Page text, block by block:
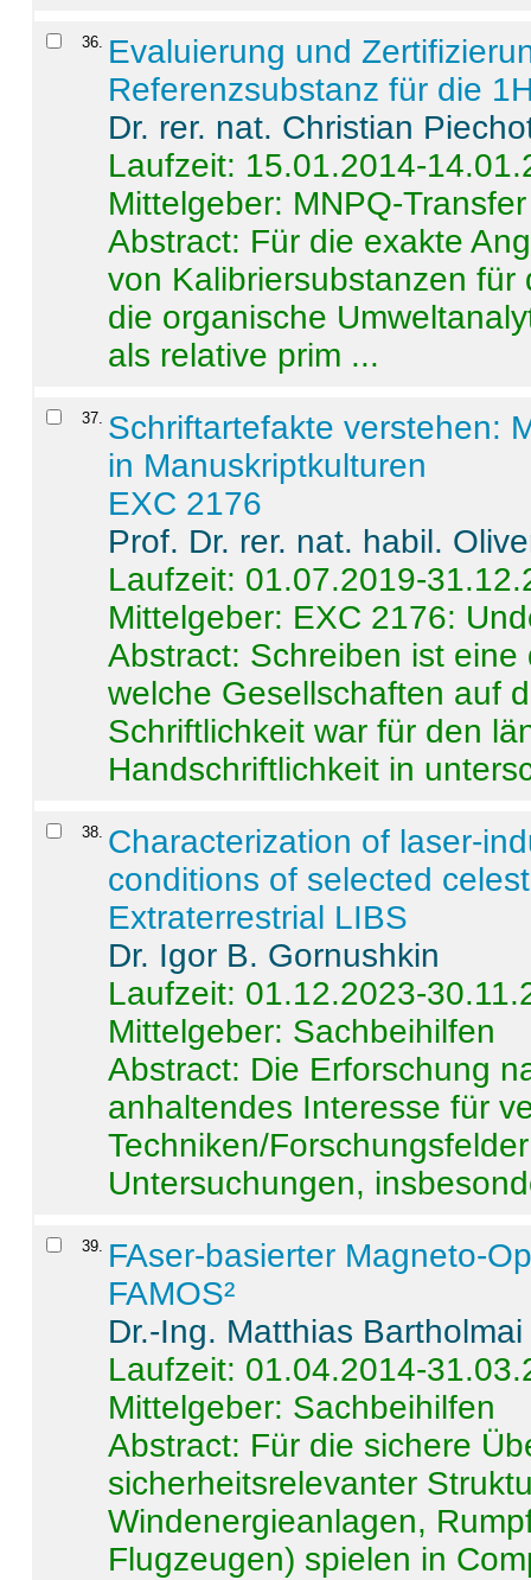
36. Evaluierung und
Referenzsubstanz für die
Dr. rer. nat. Christian
Laufzeit: 15.01.2014-
Mittelgeber: MNPQ-Transfer
Abstract: Für die exakte
von Kalibriersubstanzen
die organische
als relative prim ...
37. Schriftartefakte verstehen:
in Manuskriptkulturen
EXC 2176
Prof. Dr. rer. nat. habil.
Laufzeit: 01.07.2019-
Mittelgeber: EXC 2176:
Abstract: Schreiben ist
welche Gesellschaften auf
Schriftlichkeit war für den
Handschriftlichkeit in
38. Characterization of laser-
conditions of selected
Extraterrestrial LIBS
Dr. Igor B. Gornushkin
Laufzeit: 01.12.2023-
Mittelgeber: Sachbeihilfen
Abstract: Die Erforschung
anhaltendes Interesse für
Techniken/
Untersuchungen,
39. FAser-basierter Magneto-
FAMOS²
Dr.-Ing. Matthias Bartholmai
Laufzeit: 01.04.2014-
Mittelgeber: Sachbeihilfen
Abstract: Für die sichere
sicherheitsrelevanter
Windenergieanlagen,
Flugzeugen) spielen in